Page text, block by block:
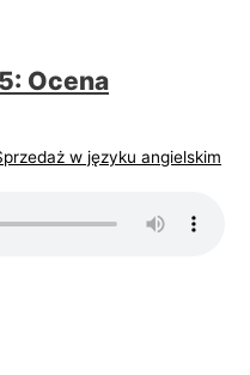
Ocena
w języku angielskim